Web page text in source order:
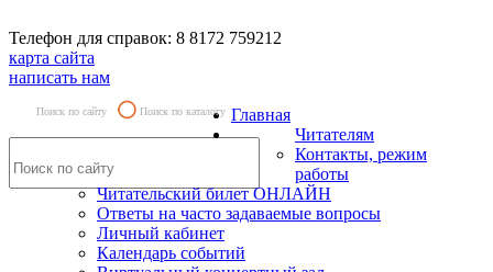
Телефон для справок: 8 8172 759212
карта сайта
написать нам
Поиск по сайту Поиск по каталогу Главная
Читателям
Контакты, режим
работы
Читательский билет ОНЛАЙН
Ответы на часто задаваемые вопросы
Личный кабинет
Календарь событий